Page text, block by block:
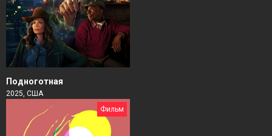
Подноготная
2025, США
Фильм